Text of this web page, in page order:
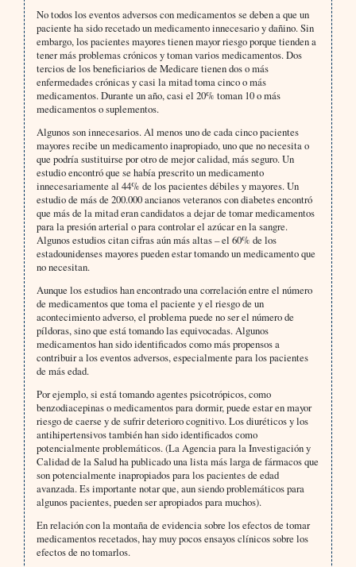
No todos los eventos adversos con medicamentos se deben a que un
paciente ha sido recetado un medicamento innecesario y dañino. Sin
embargo, los pacientes mayores tienen mayor riesgo porque tienden a
tener más problemas crónicos y toman varios medicamentos. Dos
tercios de los beneficiarios de Medicare tienen dos o más
enfermedades crónicas y casi la mitad toma cinco o más
medicamentos. Durante un año, casi el 20% toman 10 o más
medicamentos o suplementos.
Algunos son innecesarios. Al menos uno de cada cinco pacientes
mayores recibe un medicamento inapropiado, uno que no necesita o
que podría sustituirse por otro de mejor calidad, más seguro. Un
estudio encontró que se había prescrito un medicamento
innecesariamente al 44% de los pacientes débiles y mayores. Un
estudio de más de 200.000 ancianos veteranos con diabetes encontró
que más de la mitad eran candidatos a dejar de tomar medicamentos
para la presión arterial o para controlar el azúcar en la sangre.
Algunos estudios citan cifras aún más altas – el 60% de los
estadounidenses mayores pueden estar tomando un medicamento que
no necesitan.
Aunque los estudios han encontrado una correlación entre el número
de medicamentos que toma el paciente y el riesgo de un
acontecimiento adverso, el problema puede no ser el número de
píldoras, sino que está tomando las equivocadas. Algunos
medicamentos han sido identificados como más propensos a
contribuir a los eventos adversos, especialmente para los pacientes
de más edad.
Por ejemplo, si está tomando agentes psicotrópicos, como
benzodiacepinas o medicamentos para dormir, puede estar en mayor
riesgo de caerse y de sufrir deterioro cognitivo. Los diuréticos y los
antihipertensivos también han sido identificados como
potencialmente problemáticos. (La Agencia para la Investigación y
Calidad de la Salud ha publicado una lista más larga de fármacos que
son potencialmente inapropiados para los pacientes de edad
avanzada. Es importante notar que, aun siendo problemáticos para
algunos pacientes, pueden ser apropiados para muchos).
En relación con la montaña de evidencia sobre los efectos de tomar
medicamentos recetados, hay muy pocos ensayos clínicos sobre los
efectos de no tomarlos.